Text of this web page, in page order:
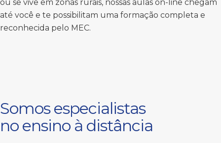
ou se vive em zonas rurais, nossas aulas on-line chegam
até você e te possibilitam uma formação completa e
reconhecida pelo MEC.
Somos especialistas
no ensino à distância